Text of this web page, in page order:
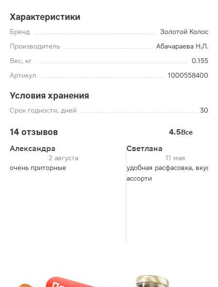
Характеристики
Бренд
Золотой Колос
Производитель
Абачараева Н.Л.
Вес, кг
0.155
Артикул
1000558400
Условия хранения
Срок годности, дней 30
14 отзывов 4.5Все
Александра
2 августа
очень приторные
Светлана
11 мая
удобная расфасовка,
ассорти